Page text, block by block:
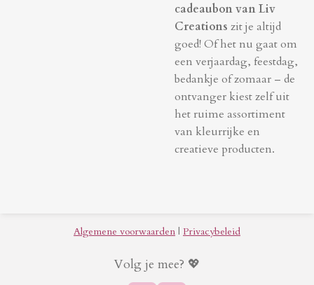
cadeaubon van Liv
Creations zit je altijd
goed! Of het nu gaat om
een verjaardag, feestdag,
bedankje of zomaar – de
ontvanger kiest zelf uit
het ruime assortiment
van kleurrijke en
creatieve producten.
Algemene voorwaarden | Privacybeleid
Volg je mee? 💖